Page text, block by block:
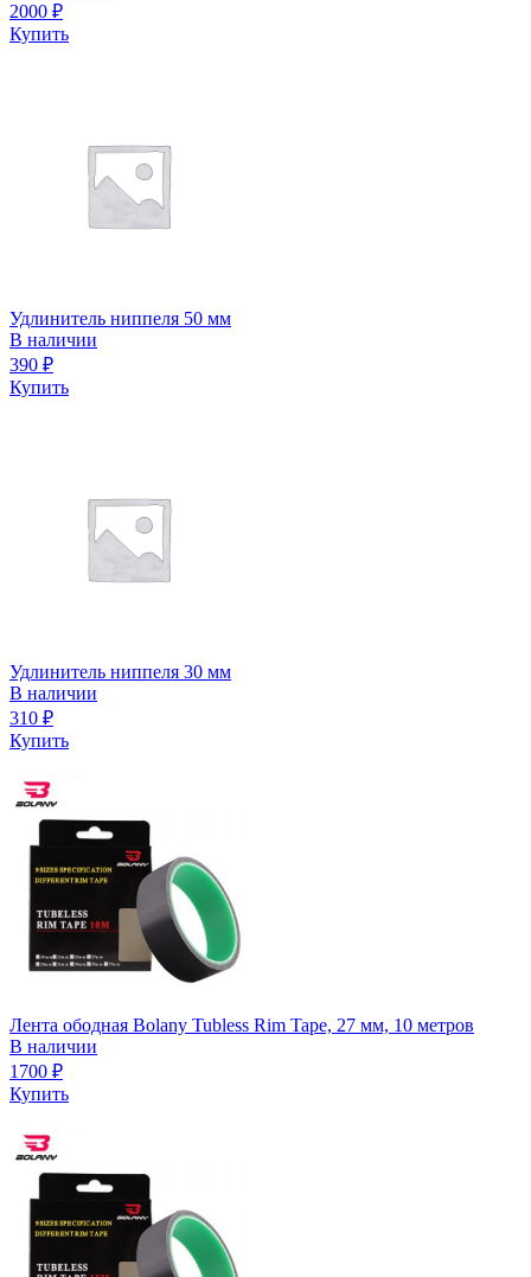
2000 ₽
Купить
Удлинитель ниппеля 50 мм
В наличии
390 ₽
Купить
Удлинитель ниппеля 30 мм
В наличии
310 ₽
Купить
Лента ободная Bolany Tubless Rim Tape, 27 мм, 10 метров
В наличии
1700 ₽
Купить